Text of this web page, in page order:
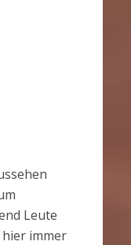
Leute
immer